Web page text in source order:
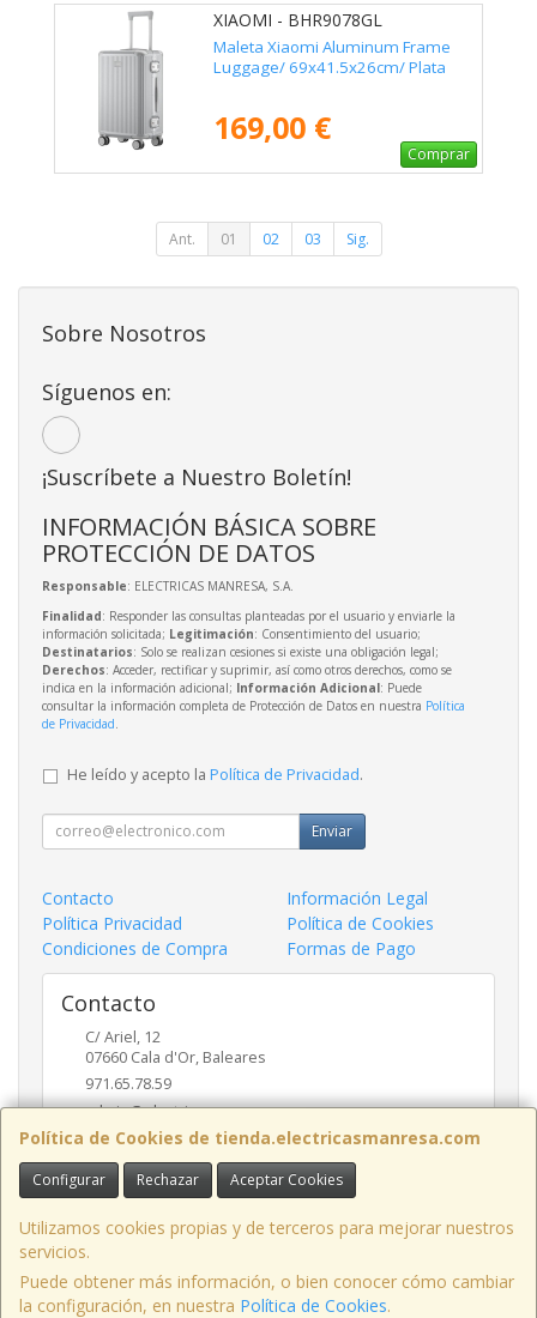
XIAOMI - BHR9078GL
Maleta Xiaomi Aluminum Frame
Luggage/ 69x41.5x26cm/ Plata
169,00 €
Comprar
Ant. 01 02 03 Sig.
Política de Cookies de tienda.electricasmanresa.com
Configurar Rechazar Aceptar Cookies
Utilizamos cookies propias y de terceros para mejorar nuestros
servicios.
Puede obtener más información, o bien conocer cómo cambiar
la configuración, en nuestra Política de Cookies.
Sobre Nosotros
Síguenos en:
¡Suscríbete a Nuestro Boletín!
INFORMACIÓN BÁSICA SOBRE
PROTECCIÓN DE DATOS
Responsable: ELECTRICAS MANRESA, S.A.
Finalidad: Responder las consultas planteadas por el usuario y enviarle la
información solicitada; Legitimación: Consentimiento del usuario;
Destinatarios: Solo se realizan cesiones si existe una obligación legal;
Derechos: Acceder, rectificar y suprimir, así como otros derechos, como se
indica en la información adicional; Información Adicional: Puede
consultar la información completa de Protección de Datos en nuestra Política
de Privacidad.
He leído y acepto la Política de Privacidad.
Enviar
Contacto
Información Legal
Política Privacidad
Política de Cookies
Condiciones de Compra
Formas de Pago
Contacto
C/ Ariel, 12
07660 Cala d'Or, Baleares
971.65.78.59
admin@electricasmanresa.com
Horario
9:00 - 13:30 / 15:30 - 19:00
, , , , España. - C.I.F.: A07111495 - Tfno: